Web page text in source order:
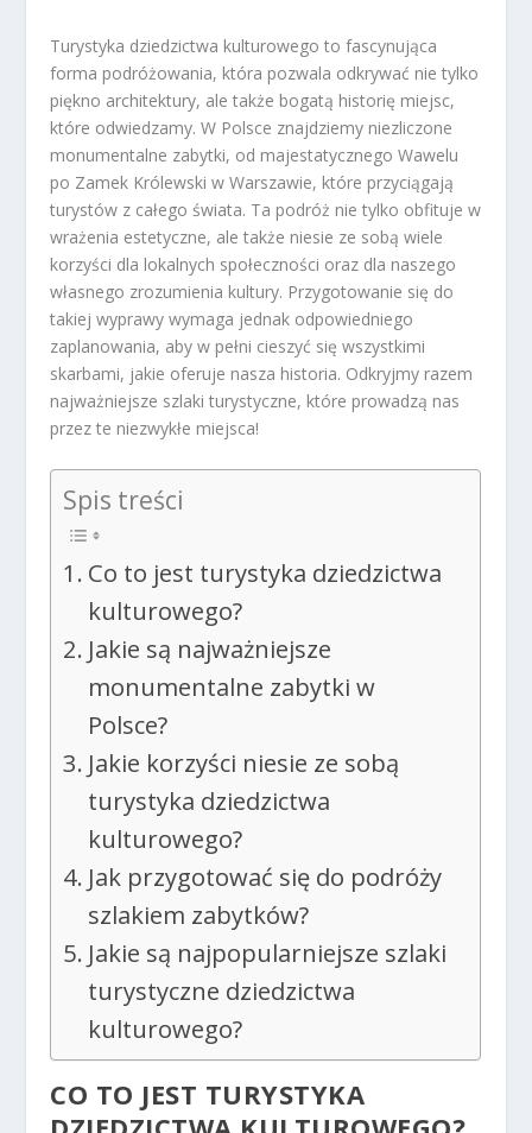
Turystyka dziedzictwa kulturowego to fascynująca
forma podróżowania, która pozwala odkrywać nie tylko
piękno architektury, ale także bogatą historię miejsc,
które odwiedzamy. W Polsce znajdziemy niezliczone
monumentalne zabytki, od majestatycznego Wawelu
po Zamek Królewski w Warszawie, które przyciągają
turystów z całego świata. Ta podróż nie tylko obfituje w
wrażenia estetyczne, ale także niesie ze sobą wiele
korzyści dla lokalnych społeczności oraz dla naszego
własnego zrozumienia kultury. Przygotowanie się do
takiej wyprawy wymaga jednak odpowiedniego
zaplanowania, aby w pełni cieszyć się wszystkimi
skarbami, jakie oferuje nasza historia. Odkryjmy razem
najważniejsze szlaki turystyczne, które prowadzą nas
przez te niezwykłe miejsca!
Spis treści
Co to jest turystyka dziedzictwa
kulturowego?
Jakie są najważniejsze
monumentalne zabytki w
Polsce?
Jakie korzyści niesie ze sobą
turystyka dziedzictwa
kulturowego?
Jak przygotować się do podróży
szlakiem zabytków?
Jakie są najpopularniejsze szlaki
turystyczne dziedzictwa
kulturowego?
CO TO JEST TURYSTYKA